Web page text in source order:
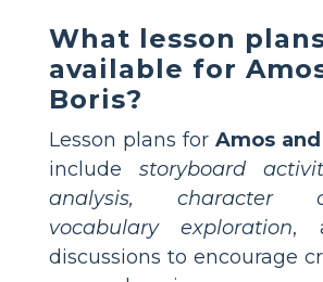
What lesson
available for
Boris?
Lesson plans for Amos
include storyboard
analysis, character
vocabulary exploration,
discussions to encourage